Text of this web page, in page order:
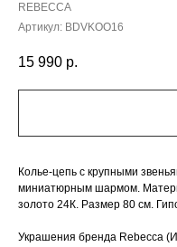
REBECCA
Артикул: BDVKOO16
15 990 р.
Колье-цепь с крупными
миниатюрным шармом.
золото 24К. Размер 80 см.
Украшения бренда Rebecca